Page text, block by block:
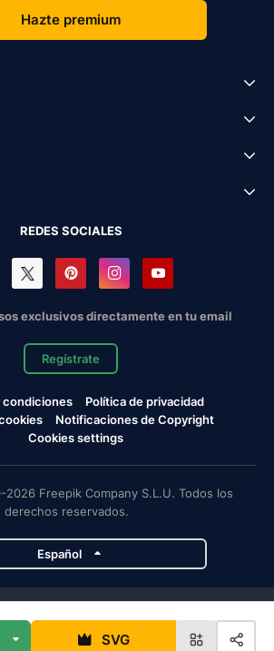
SVG
Hazte premium
REDES SOCIALES
exclusivos directamente en tu email
Regístrate
condiciones
Política de privacidad
Notificaciones de Copyright
Cookies settings
Freepik Company S.L.U. Todos los
derechos reservados.
Español